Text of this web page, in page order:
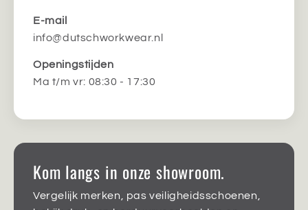
E-mail
info@dutschworkwear.nl
Openingstijden
Ma t/m vr: 08:30 - 17:30
Kom langs in onze showroom.
Vergelijk merken, pas veiligheidsschoenen,